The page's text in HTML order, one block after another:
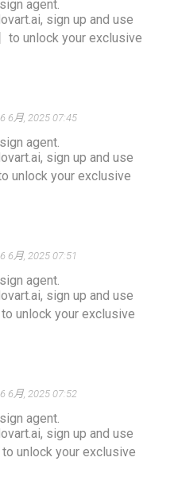
agent.
sign up and use
to unlock your exclusive
6月, 2025 07:45
agent.
sign up and use
unlock your exclusive
6月, 2025 07:51
agent.
sign up and use
unlock your exclusive
6月, 2025 07:52
agent.
sign up and use
unlock your exclusive